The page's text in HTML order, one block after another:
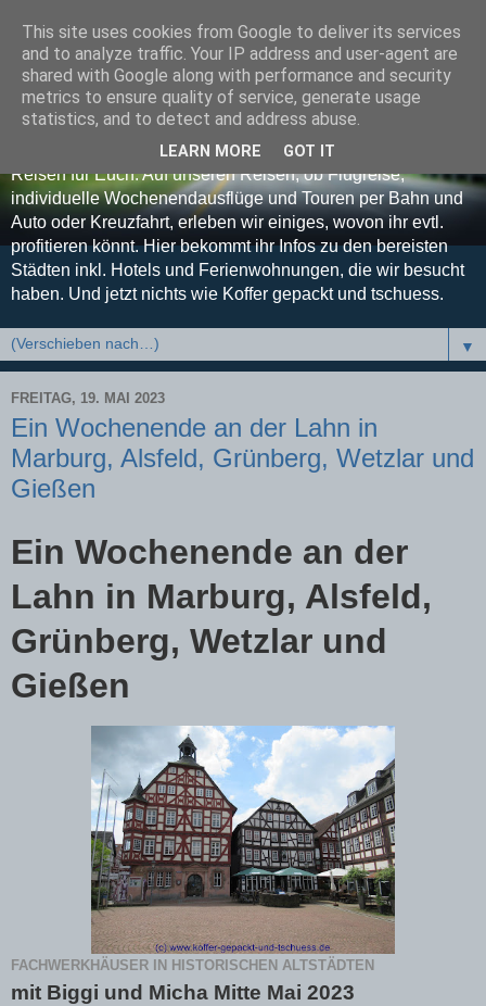
Koffer gepackt und
tschuess
Euer Reise-Blog - Unsere Erfahrungen, Tipps und Tricks auf
Reisen für Euch. Auf unseren Reisen, ob Flugreise,
individuelle Wochenendausflüge und Touren per Bahn und
Auto oder Kreuzfahrt, erleben wir einiges, wovon ihr evtl.
profitieren könnt. Hier bekommt ihr Infos zu den bereisten
Städten inkl. Hotels und Ferienwohnungen, die wir besucht
haben. Und jetzt nichts wie Koffer gepackt und tschuess.
▼
FREITAG, 19. MAI 2023
Ein Wochenende an der Lahn in
Marburg, Alsfeld, Grünberg, Wetzlar und
Gießen
Ein Wochenende an der
Lahn in Marburg, Alsfeld,
Grünberg, Wetzlar und
Gießen
FACHWERKHÄUSER IN HISTORISCHEN ALTSTÄDTEN
mit Biggi und Micha Mitte Mai 2023
This site uses cookies from Google to deliver its services
and to analyze traffic. Your IP address and user-agent are
shared with Google along with performance and security
metrics to ensure quality of service, generate usage
statistics, and to detect and address abuse.
LEARN MORE GOT IT